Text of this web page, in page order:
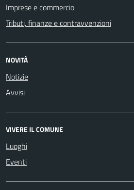
Imprese e commercio
Tributi, finanze e contravvenzioni
NOVITÀ
Notizie
Avvisi
VIVERE IL COMUNE
Luoghi
Eventi